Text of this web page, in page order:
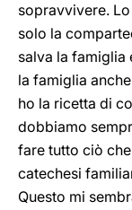
sopravvivere.
solo la
salva la famiglia
la famiglia
ho la ricetta di
dobbiamo
fare tutto ciò
catechesi
Questo mi